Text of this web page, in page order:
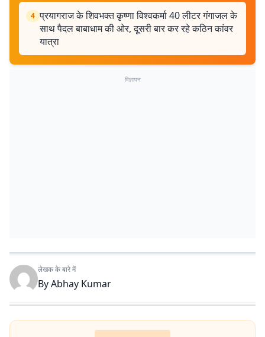
4 प्रयागराज के शिवभक्त कृष्णा विश्वकर्मा 40 लीटर गंगाजल के
साथ पैदल बाबाधाम की ओर, दूसरी बार कर रहे कठिन कांवर
यात्रा
विज्ञापन
लेखक के बारे में
ByAbhay Kumar